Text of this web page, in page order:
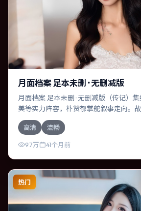
月面档案 足本未删 · 无删减版
月面档案 足本未删 · 无删减版（传记）
美等实力阵容，朴赞郁掌舵叙事走向。
国，围绕一次意外选择展开连锁反应；
于主题，结尾留白耐人寻味。
高清 流畅
9.7万 41个月前
热门